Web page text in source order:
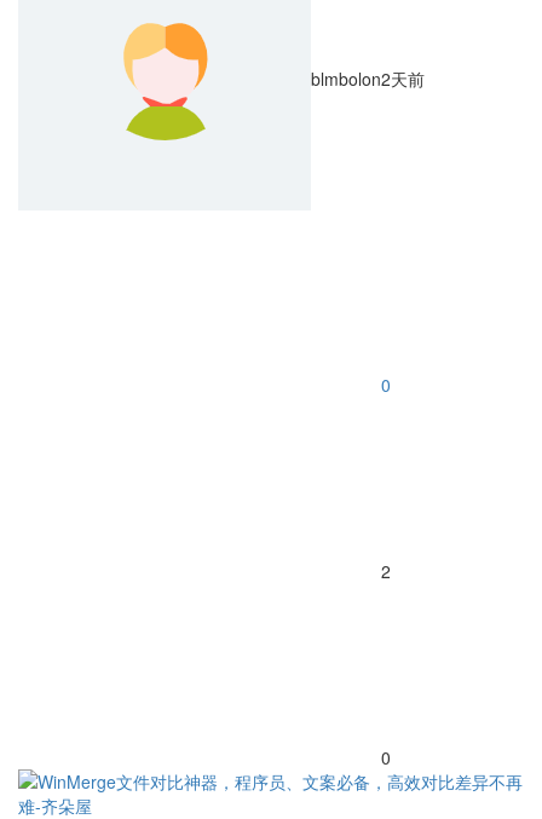
blmbolon2天前
0
2
0